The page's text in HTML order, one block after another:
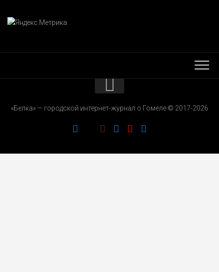
РЕКЛАМОДАТЕЛЯМ
«Белка» — городской интернет-журнал о Гомеле © 2017-2026